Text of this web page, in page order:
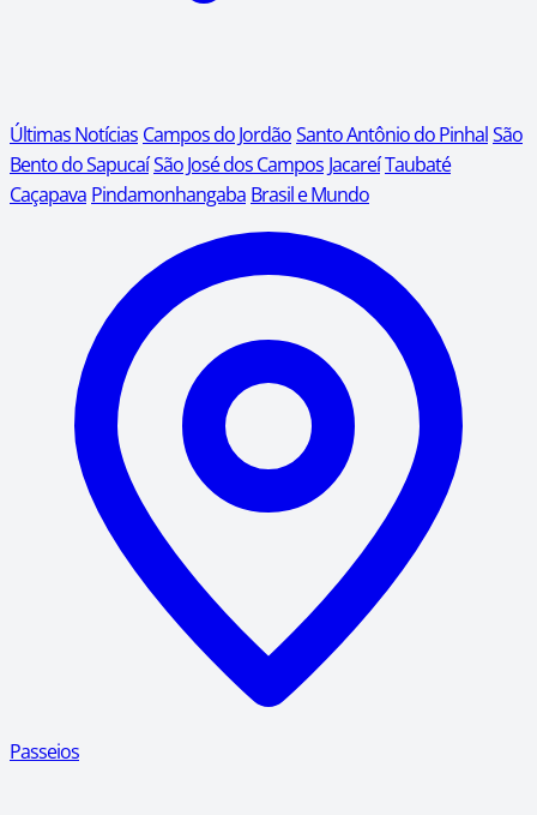
Últimas Notícias Campos do JordãoSanto Antônio do PinhalSão
Bento do SapucaíSão José dos Campos JacareíTaubaté
Caçapava Pindamonhangaba Brasil e Mundo
Passeios